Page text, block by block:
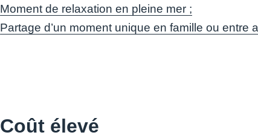
Moment de relaxation en pleine mer ;
Partage d’un moment unique en famille ou entre
Coût élevé